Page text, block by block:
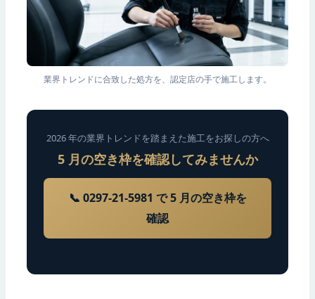
業界トレンドに合致した処方を、認定店の手で施工します。
2026 年の業界トレンドを踏まえた施工をお探しの方へ
5 月の空き枠を確認してみませんか
📞 0297-21-5981 で 5 月の空き枠を
確認